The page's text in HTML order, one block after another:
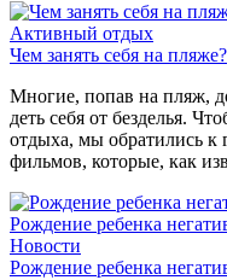
Активный отдых
Чем занять себя на пляже?
Многие, попав на пляж,
деть себя от безделья.
отдыха, мы обратились к
фильмов, которые, как
Рождение ребенка
Новости
Рождение ребенка